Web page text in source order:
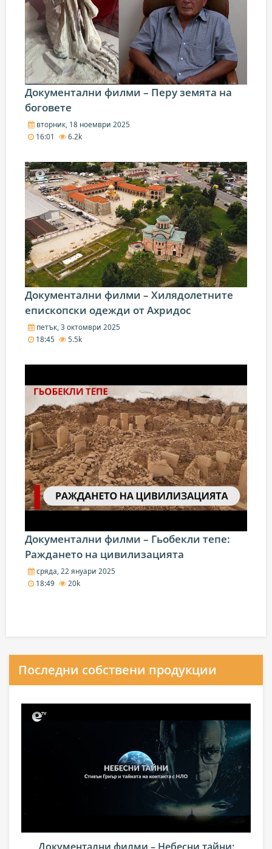
Документални филми – Перу земята на
боговете
вторник, 18 ноември 2025
16:01
6.2k
Документални филми – Хилядолетните
епископски одежди от Ахридос
петък, 3 октомври 2025
18:45
5.5k
Документални филми – Гьобекли тепе:
Раждането на цивилизацията
сряда, 22 януари 2025
18:49
20k
Последни собствени продукции